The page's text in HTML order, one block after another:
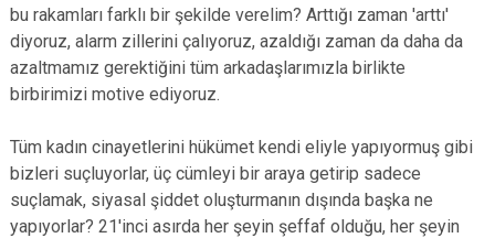
bu rakamları farklı bir şekilde verelim? Arttığı zaman 'arttı'
diyoruz, alarm zillerini çalıyoruz, azaldığı zaman da daha da
azaltmamız gerektiğini tüm arkadaşlarımızla birlikte
birbirimizi motive ediyoruz.
Tüm kadın cinayetlerini hükümet kendi eliyle yapıyormuş gibi
bizleri suçluyorlar, üç cümleyi bir araya getirip sadece
suçlamak, siyasal şiddet oluşturmanın dışında başka ne
yapıyorlar? 21'inci asırda her şeyin şeffaf olduğu, her şeyin